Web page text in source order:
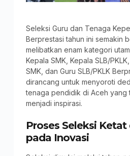
Seleksi Guru dan Tenaga
Berprestasi tahun ini semakin
melibatkan enam kategori
Kepala SMK, Kepala SLB/
SMK, dan Guru SLB/PKLK
dirancang untuk menyoroti
tenaga pendidik di Aceh yang
menjadi inspirasi.
Proses Seleksi
pada Inovasi